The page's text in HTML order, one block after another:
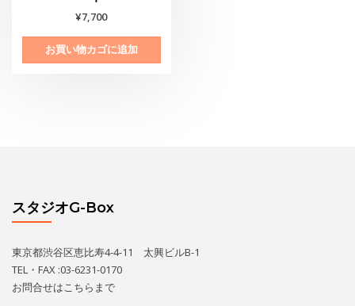
¥7,700
お買い物カゴに追加
スタジオG-Box
東京都渋谷区恵比寿4-4-11 太興ビルB-1
TEL・FAX :03-6231-0170
お問合せはこちら まで